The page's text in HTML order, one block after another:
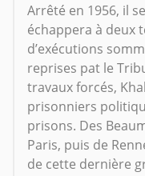
Arrêté en 1956, il
échappera à deux
d’exécutions
reprises pat le
travaux forcés,
prisonniers
prisons. Des
Paris, puis de
de cette dernière